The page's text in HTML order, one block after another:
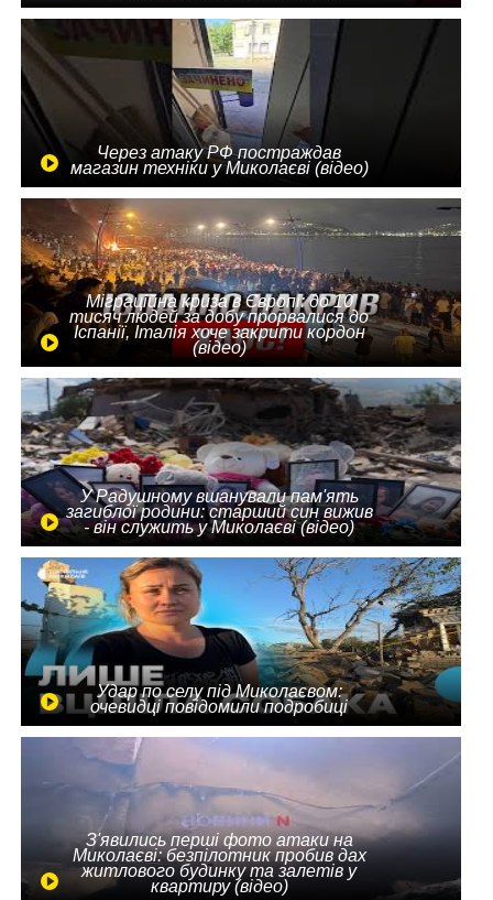
Через атаку РФ постраждав
магазин техніки у Миколаєві (відео)
Міграційна криза в Європі: до 10
тисяч людей за добу прорвалися до
Іспанії, Італія хоче закрити кордон
(відео)
У Радушному вшанували пам'ять
загиблої родини: старший син вижив
- він служить у Миколаєві (відео)
Удар по селу під Миколаєвом:
очевидці повідомили подробиці
З'явились перші фото атаки на
Миколаєві: безпілотник пробив дах
житлового будинку та залетів у
квартиру (відео)